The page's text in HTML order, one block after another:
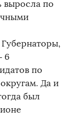
выросла по
6
по
Да и
был